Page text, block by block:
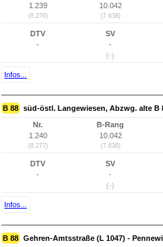
1.239
(8.276)
10.042
(7.638)
DTV
-
SV
-
(-)
Infos...
B 88 süd-östl. Langewiesen, Abzwg. alte B
Nr.
1.240
(8.277)
B-Rang
10.042
(7.638)
DTV
-
SV
-
(-)
Infos...
B 88 Gehren-Amtsstraße (L 1047) -